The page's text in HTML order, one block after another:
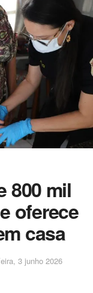
800 mil
oferece
casa
3 junho 2026